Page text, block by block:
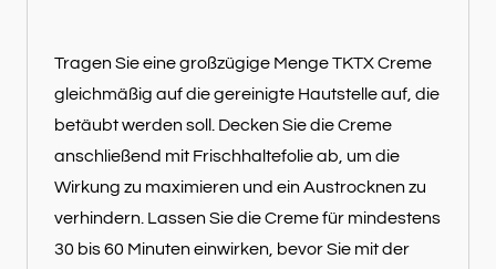
Tragen Sie eine großzügige Menge TKTX Creme
gleichmäßig auf die gereinigte Hautstelle auf, die
betäubt werden soll. Decken Sie die Creme
anschließend mit Frischhaltefolie ab, um die
Wirkung zu maximieren und ein Austrocknen zu
verhindern. Lassen Sie die Creme für mindestens
30 bis 60 Minuten einwirken, bevor Sie mit der